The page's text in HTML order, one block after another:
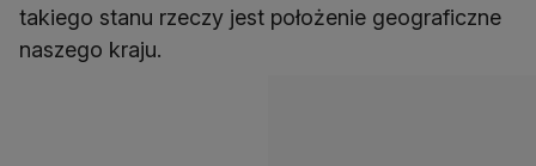
takiego stanu rzeczy jest położenie geograficzne
naszego kraju.